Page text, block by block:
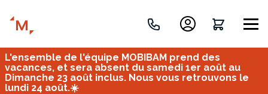
Créez votre projet de A à Z
L'ensemble de l'équipe MOBIBAM prend des
vacances, et sera absent du samedi 1er août au
Dimanche 23 août inclus. Nous vous retrouvons le
lundi 24 août.☀️